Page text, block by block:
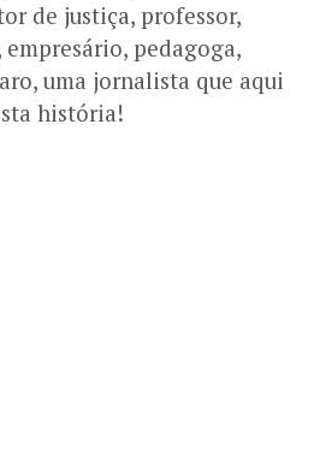
de justiça, professor,
pedagoga,
uma jornalista que aqui
história!